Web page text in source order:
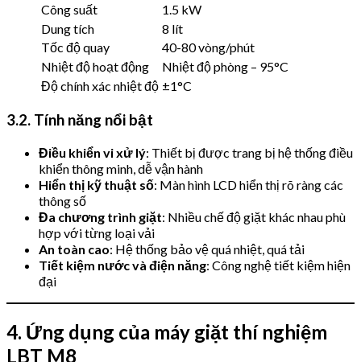
Công suất
1.5 kW
Dung tích
8 lít
Tốc độ quay
40-80 vòng/phút
Nhiệt độ hoạt động
Nhiệt độ phòng – 95°C
Độ chính xác nhiệt độ ±1°C
3.2. Tính năng nổi bật
Điều khiển vi xử lý: Thiết bị được trang bị hệ thống điều
khiển thông minh, dễ vận hành
Hiển thị kỹ thuật số: Màn hình LCD hiển thị rõ ràng các
thông số
Đa chương trình giặt: Nhiều chế độ giặt khác nhau phù
hợp với từng loại vải
An toàn cao: Hệ thống bảo vệ quá nhiệt, quá tải
Tiết kiệm nước và điện năng: Công nghệ tiết kiệm hiện
đại
4. Ứng dụng của máy giặt thí nghiệm
LBT M8